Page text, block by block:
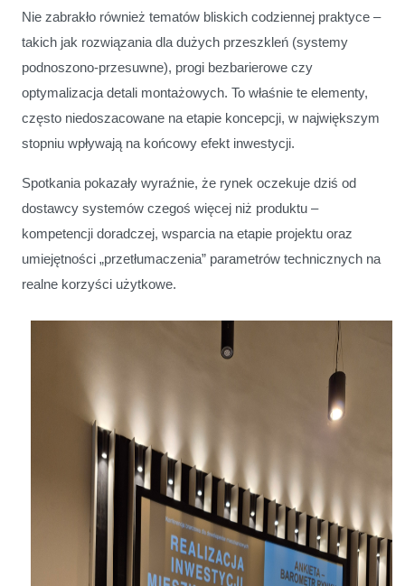
Nie zabrakło również tematów bliskich codziennej praktyce –
takich jak rozwiązania dla dużych przeszkleń (systemy
podnoszono-przesuwne), progi bezbarierowe czy
optymalizacja detali montażowych. To właśnie te elementy,
często niedoszacowane na etapie koncepcji, w największym
stopniu wpływają na końcowy efekt inwestycji.
Spotkania pokazały wyraźnie, że rynek oczekuje dziś od
dostawcy systemów czegoś więcej niż produktu –
kompetencji doradczej, wsparcia na etapie projektu oraz
umiejętności „przetłumaczenia” parametrów technicznych na
realne korzyści użytkowe.